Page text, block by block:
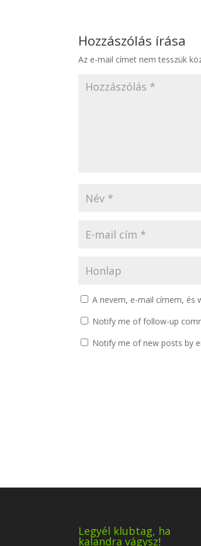
Hozzászólás írása
Az e-mail címet nem tesszük
A nevem, e-mail címem, és
Notify me of follow-up
Notify me of new posts by
Legyél klubtag, ha
kalandra vágysz!